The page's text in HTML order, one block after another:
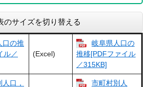
のサイズを切り替える
口の推
ル／
(Excel)
岐阜県人口の
推移[PDFファイル
／315KB]
口，
市町村別人